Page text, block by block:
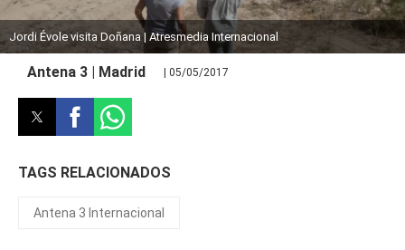
Jordi Évole visita Doñana | Atresmedia Internacional
Antena 3 | Madrid | 05/05/2017
TAGS RELACIONADOS
Antena 3 Internacional